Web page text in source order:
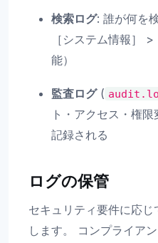
検索ログ: 誰が何を
［システム情報］
能）
監査ログ(
ト・アクセス・権
記録される
ログの保管
セキュリティ要件に応
します。 コンプライア